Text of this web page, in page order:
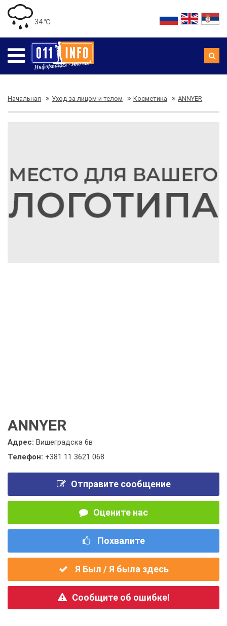
34 ℃
Начальная Уход за лицом и телом Косметика ANNYER
ANNYER
Адрес: Вишеградска 6в
Телефон: +381 11 3621 068
Отправите сообщение
Оцените нас
Похвалите
Я Был / Я была здесь
Сообщите об ошибке!